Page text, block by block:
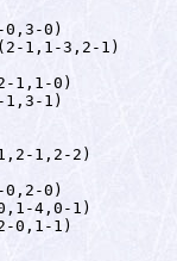
0)
1,1-3,2-1)
1,1-0)
1,3-1)
1,2-2)
0)
4,0-1)
0,1-1)